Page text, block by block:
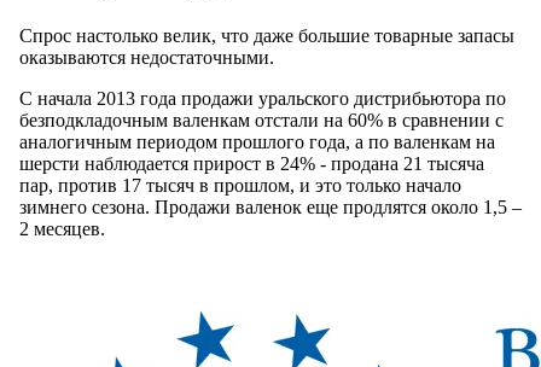
Спрос настолько велик, что даже большие товарные запасы
оказываются недостаточными.
С начала 2013 года продажи уральского дистрибьютора по
безподкладочным валенкам отстали на 60% в сравнении с
аналогичным периодом прошлого года, а по валенкам на
шерсти наблюдается прирост в 24% - продана 21 тысяча
пар, против 17 тысяч в прошлом, и это только начало
зимнего сезона. Продажи валенок еще продлятся около 1,5 –
2 месяцев.